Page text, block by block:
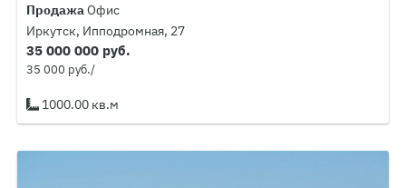
Продажа Офис
Иркутск, Ипподромная, 27
35 000 000 руб.
35 000 руб./
1000.00 кв.м